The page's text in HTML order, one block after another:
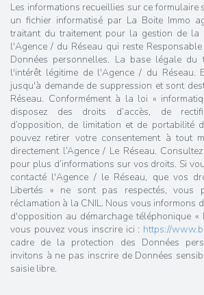
Les informations recueillies sur ce formulaire
un fichier informatisé par La Boite Immo
traitant du traitement pour la gestion de la
l'Agence / du Réseau qui reste
Données personnelles. La base légale du
l'intérêt légitime de l'Agence / du Réseau.
jusqu'à demande de suppression et sont
Réseau. Conformément à la loi «
disposez des droits d’accès, de
d’opposition, de limitation et de portabilité
pouvez retirer votre consentement à tout
directement l’Agence / Le Réseau.
pour plus d’informations sur vos droits. Si
contacté l'Agence / le Réseau, que vos
Libertés » ne sont pas respectés, vous
réclamation à la CNIL. Nous vous informons
d'opposition au démarchage téléphonique
vous pouvez vous inscrire ici : https://
cadre de la protection des Données
invitons à ne pas inscrire de Données
saisie libre.